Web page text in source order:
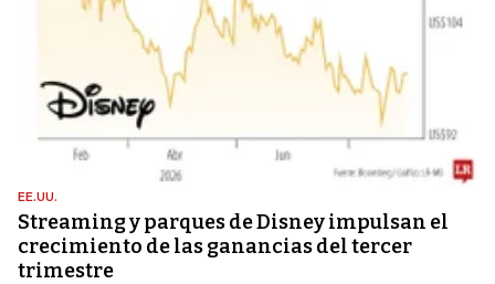
EE.UU.
Streaming y parques de Disney impulsan el
crecimiento de las ganancias del tercer
trimestre